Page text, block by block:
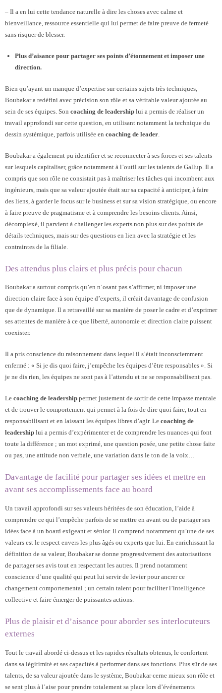
– Il a en lui cette tendance naturelle à dire les choses avec calme et
bienveillance, ressource essentielle qui lui permet de faire preuve de fermeté
sans risquer de blesser.
Plus d’aisance pour partager ses points d’étonnement et imposer une
direction.
Bien qu’ayant un manque d’expertise sur certains sujets très techniques,
Boubakar a redéfini avec précision son rôle et sa véritable valeur ajoutée au
sein de ses équipes. Son coaching de leadership lui a permis de réaliser un
travail approfondi sur cette question, en utilisant notamment la technique du
dessin systémique, parfois utilisée en coaching de leader
Boubakar a également pu identifier et se reconnecter à ses forces et ses talents
sur lesquels capitaliser, grâce notamment à l’outil sur les talents de Gallup. Il a
compris que son rôle ne consistait pas à maîtriser les tâches qui incombent aux
ingénieurs, mais que sa valeur ajoutée était sur sa capacité à anticiper, à faire
des liens, à garder le focus sur le business et sur sa vision stratégique, ou encore
à faire preuve de pragmatisme et à comprendre les besoins clients. Ainsi,
décomplexé, il parvient à challenger les experts non plus sur des points de
détails techniques, mais sur des questions en lien avec la stratégie et les
contraintes de la filiale.
Des attendus plus clairs et plus précis pour chacun
Boubakar a surtout compris qu’en n’osant pas s’affirmer, ni imposer une
direction claire face à son équipe d’experts, il créait davantage de confusion
que de dynamique. Il a retravaillé sur sa manière de poser le cadre et d’exprimer
ses attentes de manière à ce que liberté, autonomie et direction claire puissent
coexister.
Il a pris conscience du raisonnement dans lequel il s’était inconsciemment
enfermé : « Si je dis quoi faire, j’empêche les équipes d’être responsables ». Si
je ne dis rien, les équipes ne sont pas à l’attendu et ne se responsabilisent pas.
Le coaching de leadership permet justement de sortir de cette impasse mentale
et de trouver le comportement qui permet à la fois de dire quoi faire, tout en
responsabilisant et en laissant les équipes libres d’agir. Le coaching de
leadership lui a permis d’expérimenter et de comprendre les nuances qui font
toute la différence ; un mot exprimé, une question posée, une petite chose faite
ou pas, une attitude non verbale, une variation dans le ton de la voix…
Davantage de facilité pour partager ses idées et mettre en
avant ses accomplissements face au board
Un travail approfondi sur ses valeurs héritées de son éducation, l’aide à
comprendre ce qui l’empêche parfois de se mettre en avant ou de partager ses
idées face à un board exigeant et sénior. Il comprend notamment qu’une de ses
valeurs est le respect envers les plus âgés ou experts que lui. En enrichissant la
définition de sa valeur, Boubakar se donne progressivement des autorisations
de partager ses avis tout en respectant les autres. Il prend notamment
conscience d’une qualité qui peut lui servir de levier pour ancrer ce
changement comportemental ; un certain talent pour faciliter l’intelligence
collective et faire émerger de puissantes actions.
Plus de plaisir et d’aisance pour aborder ses interlocuteurs
externes
Tout le travail abordé ci-dessus et les rapides résultats obtenus, le confortent
dans sa légitimité et ses capacités à performer dans ses fonctions. Plus sûr de ses
talents, de sa valeur ajoutée dans le système, Boubakar cerne mieux son rôle et
se sent plus à l’aise pour prendre totalement sa place lors d’événements